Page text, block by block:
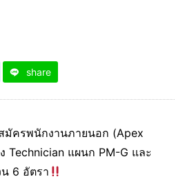
share
มัครพนักงานภายนอก (Apex
Technician แผนก PM-G และ
6 อัตรา